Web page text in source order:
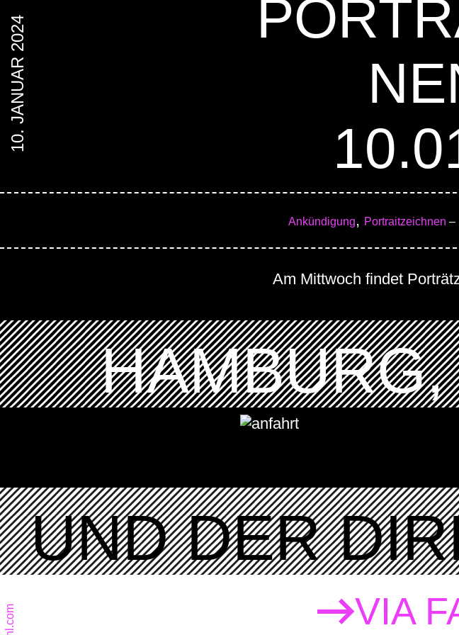
10. JANUAR 2024
Ankündigung, Portraitzeichnen –
Am Mittwoch findet
UND DER
VIA